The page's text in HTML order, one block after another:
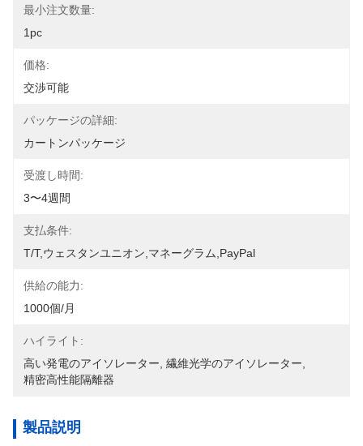
最小注文数量:
1pc
価格:
交渉可能
パッケージの詳細:
カートンパッケージ
受渡し時間:
3〜4週間
支払条件:
T/T,ウェスタンユニオン,マネーグラム,PayPal
供給の能力:
1000個/月
ハイライト:
高い発電のアイソレーター 繊維光学のアイソレーター
精密高性能隔離器
製品説明